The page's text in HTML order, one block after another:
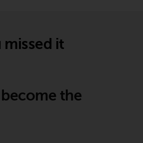
im Allgemeinen keine
Nicht-US-Personen.
der Erfüllung einer
missed it
become the